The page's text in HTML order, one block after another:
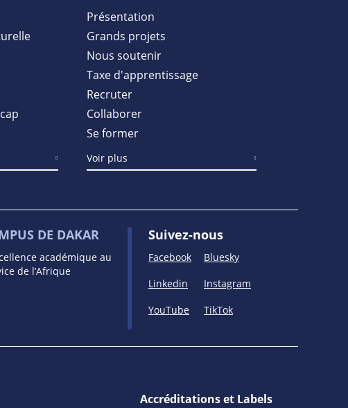
Présentation
Grands projets
Nous soutenir
Taxe d'apprentissage
Recruter
Collaborer
Se former
Voir plus
DE DAKAR
académique au
de l’Afrique
Suivez-nous
Facebook
Bluesky
Linkedin
Instagram
YouTube
TikTok
Accréditations et Labels